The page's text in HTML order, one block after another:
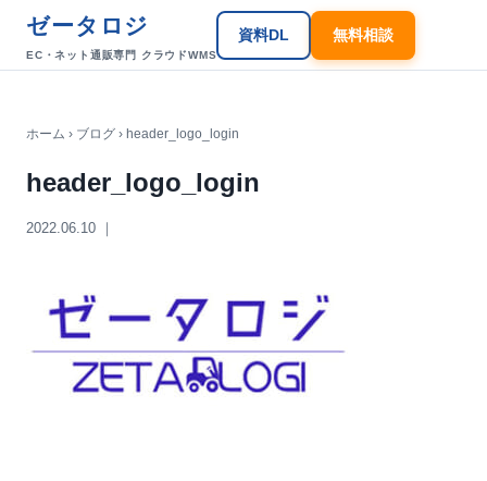
ゼータロジ
EC・ネット通販専門 クラウドWMS
資料DL 無料相談
ホーム › ブログ › header_logo_login
header_logo_login
2022.06.10 ｜